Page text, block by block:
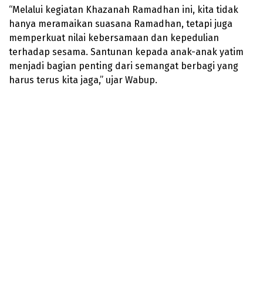
“Melalui kegiatan Khazanah Ramadhan ini, kita tidak
hanya meramaikan suasana Ramadhan, tetapi juga
memperkuat nilai kebersamaan dan kepedulian
terhadap sesama. Santunan kepada anak-anak yatim
menjadi bagian penting dari semangat berbagi yang
harus terus kita jaga,” ujar Wabup.